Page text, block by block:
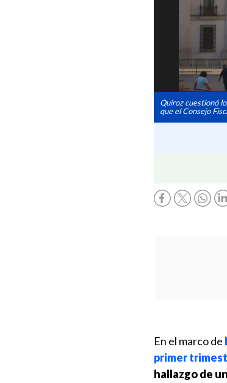
Quiroz cuestionó
que el Consejo
En el marco de
primer
hallazgo de